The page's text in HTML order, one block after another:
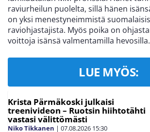
raviurheilun puolelta, sillä hänen
on yksi menestyneimmistä
raviohjastajista. Myös poika on
voittoja isänsä valmentamilla hevosilla.
LUE MYÖS:
Krista Pärmäkoski julkaisi
treenivideon – Ruotsin hiihtotähti
vastasi välittömästi
Niko Tikkanen | 07.08.2026 15:30